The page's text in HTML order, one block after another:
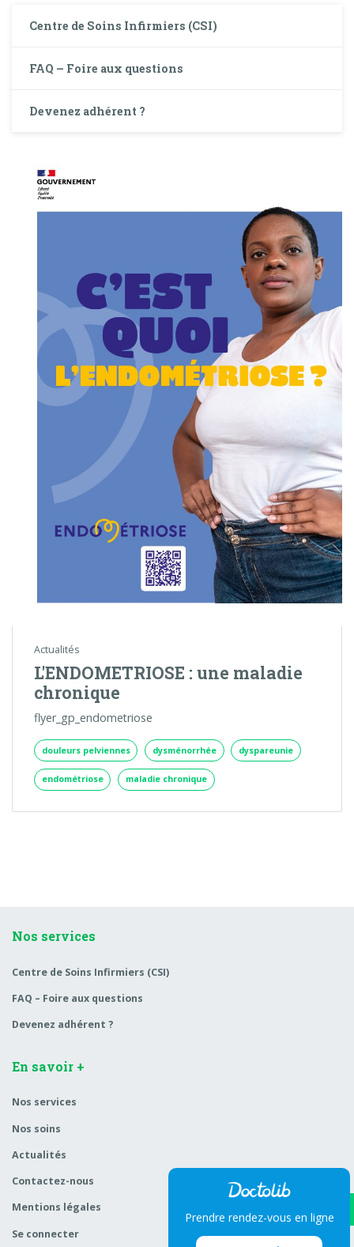
Centre de Soins Infirmiers (CSI)
FAQ – Foire aux questions
Devenez adhérent ?
Actualités
L'ENDOMETRIOSE : une maladie
chronique
flyer_gp_endometriose
douleurs pelviennes dysménorrhée dyspareunie
endométriose maladie chronique
Prendre rendez-vous en ligne
Nos services
Centre de Soins Infirmiers (CSI)
FAQ – Foire aux questions
Devenez adhérent ?
En savoir +
Nos services
Nos soins
Actualités
Contactez-nous
Mentions légales
Se connecter